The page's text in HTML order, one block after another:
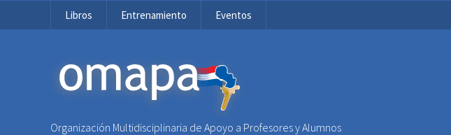
Libros Entrenamiento Eventos
OMAPA
Organización Multidisciplinaria de Apoyo a Profesores y Alumnos